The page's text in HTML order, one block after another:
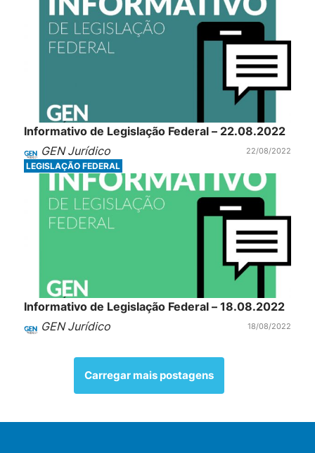
Informativo de Legislação Federal – 22.08.2022
GEN Jurídico
22/08/2022
LEGISLAÇÃO FEDERAL
Informativo de Legislação Federal – 18.08.2022
GEN Jurídico
18/08/2022
Carregar mais postagens